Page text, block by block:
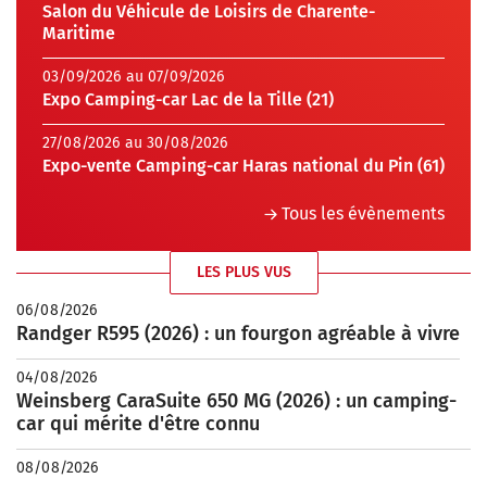
Salon du Véhicule de Loisirs de Charente-
Maritime
03/09/2026 au 07/09/2026
Expo Camping-car Lac de la Tille (21)
27/08/2026 au 30/08/2026
Expo-vente Camping-car Haras national du Pin (61)
Tous les évènements
LES PLUS VUS
06/08/2026
Randger R595 (2026) : un fourgon agréable à vivre
04/08/2026
Weinsberg CaraSuite 650 MG (2026) : un camping-
car qui mérite d'être connu
08/08/2026